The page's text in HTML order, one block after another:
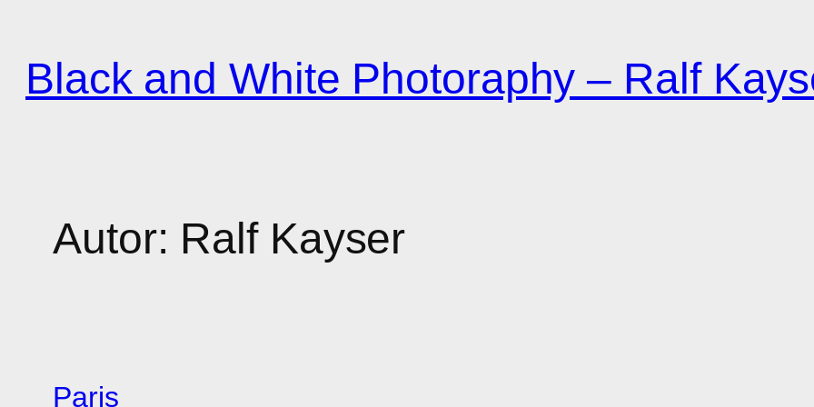
springen
Black and White Photoraphy – Ralf
Autor: Ralf Kayser
Paris